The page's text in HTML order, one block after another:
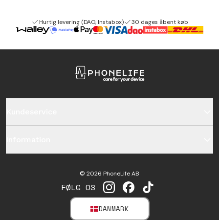
Hurtig levering (DAO, Instabox) 30 dages åbent køb
FØLG OS INSTAGRAM
FACEBOOKTIKTOK
DANMARK
SELECT MARKET
© 2026 PhoneLife AB